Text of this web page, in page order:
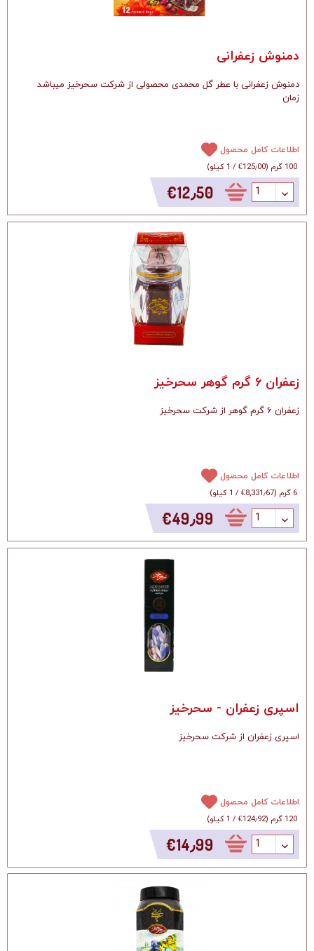
دمنوش زعفرانی
دمنوش زعفرانی با عطر گل محمدی محصولی از شرکت سحرخیز میباشد
زمان
اطلاعات کامل محصول
100 گرم
(‎€125٫00 / 1 کیلو )
‎€12٫50
زعفران ۶ گرم گوهر سحرخیز
زعفران ۶ گرم گوهر از شرکت سحرخیز
اطلاعات کامل محصول
6 گرم
(‎€8٬331٫67 / 1 کیلو )
‎€49٫99
اسپری زعفران - سحرخیز
اسپری زعفران از شرکت سحرخیز
اطلاعات کامل محصول
120 گرم
(‎€124٫92 / 1 کیلو )
‎€14٫99